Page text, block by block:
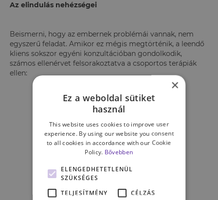
Az elindulás nehézségei
Beismerni, hogy az embernek problémái vannak, nem
egyszerű feladat. Amikor ez mégis megtörténik, a leendő
kliens sokszor egyéni konzultációban gondolkodik,
számos ellenérvet felsorakoztatva a csoportos terápiák
ellen:
„Hogyan bízhatnék meg
számomra teljesen idegen
emberekben, amikor a saját
családomnak sem tudom
elmondani a problémámat?”
„Éppen elég nehéz
megküzdenem a saját
nehézségeimmel, miért
×
Ez a weboldal sütiket
használ
This website uses cookies to improve user
experience. By using our website you consent
to all cookies in accordance with our Cookie
Policy. Bővebben
ELENGEDHETETLENÜL
SZÜKSÉGES
TELJESÍTMÉNY
CÉLZÁS